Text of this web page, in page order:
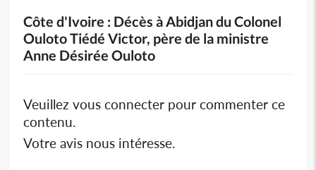
Côte d'Ivoire : Décès à Abidjan du Colonel
Ouloto Tiédé Victor, père de la ministre
Anne Désirée Ouloto
Veuillez vous connecter pour commenter ce
contenu.
Votre avis nous intéresse.